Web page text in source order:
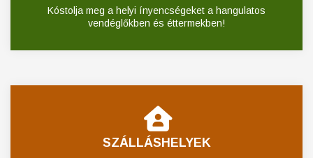
Kóstolja meg a helyi ínyencségeket a hangulatos
vendéglőkben és éttermekben!
SZÁLLÁSHELYEK